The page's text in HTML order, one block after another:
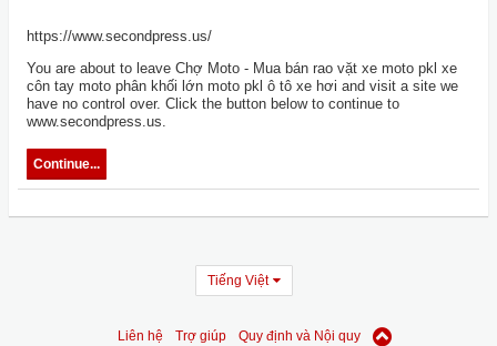
https://www.secondpress.us/
You are about to leave Chợ Moto - Mua bán rao vặt xe moto pkl xe
côn tay moto phân khối lớn moto pkl ô tô xe hơi and visit a site we
have no control over. Click the button below to continue to
www.secondpress.us.
Continue...
Tiếng Việt
Liên hệ Trợ giúp Quy định và Nội quy